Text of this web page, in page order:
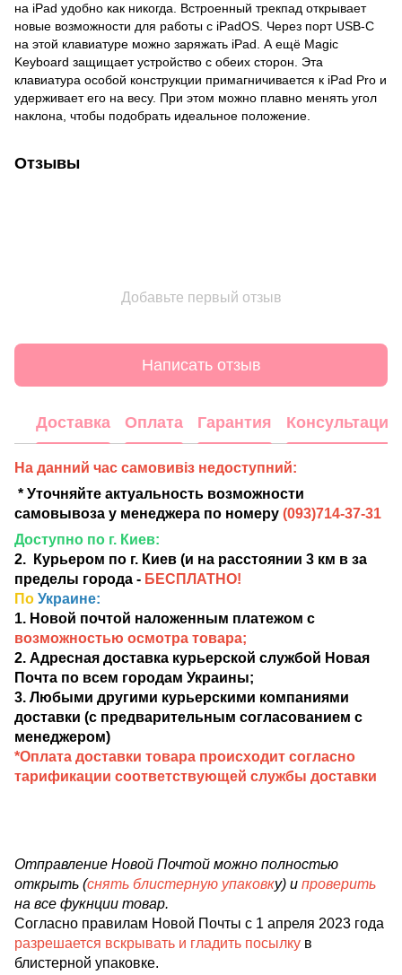
на iPad удобно как никогда. Встроенный трекпад открывает
новые возможности для работы с iPadOS. Через порт USB‑C
на этой клавиатуре можно заряжать iPad. А ещё Magic
Keyboard защищает устройство с обеих сторон. Эта
клавиатура особой конструкции примагничивается к iPad Pro и
удерживает его на весу. При этом можно плавно менять угол
наклона, чтобы подобрать идеальное положение.
Отзывы
Добавьте первый отзыв
Написать отзыв
Доставка Оплата Гарантия Консультация
На данний час самовивіз недоступний:
* Уточняйте актуальность возможности
самовывоза у менеджера по номеру (093)714-37-31
Доступно по г. Киев:
2. Курьером по г. Киев (и на расстоянии 3 км в за
пределы города - БЕСПЛАТНО!
По Украине:
1. Новой почтой наложенным платежом с
возможностью осмотра товара;
2. Адресная доставка курьерской службой Новая
Почта по всем городам Украины;
3. Любыми другими курьерскими компаниями
доставки (с предварительным согласованием с
менеджером)
*Оплата доставки товара происходит согласно
тарификации соответствующей службы доставки
Отправление Новой Почтой можно полностью
открыть (снять блистерную упаковку) и проверить
на все фукнции товар.
Согласно правилам Новой Почты с 1 апреля 2023 года
разрешается вскрывать и гладить посылку в
блистерной упаковке.